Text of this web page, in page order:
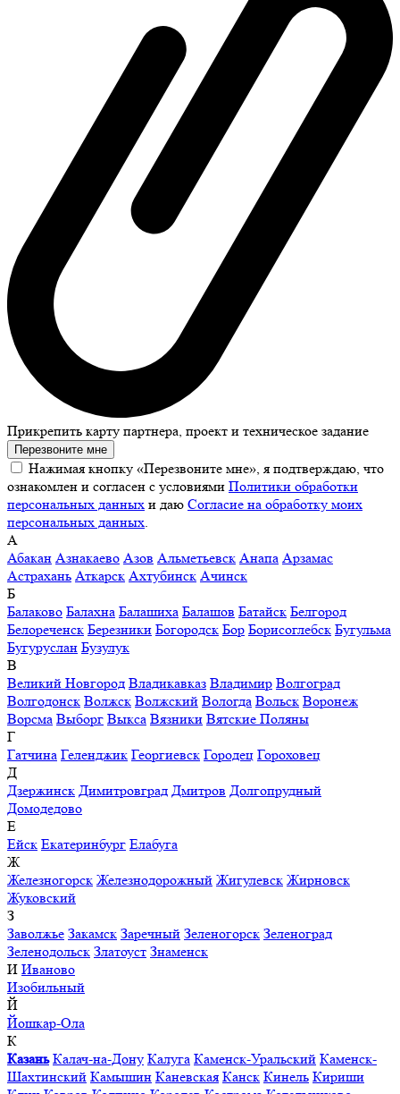
Прикрепить карту партнера, проект и техническое задание
Перезвоните мне
Нажимая кнопку «Перезвоните мне», я подтверждаю, что
ознакомлен и согласен с условиями Политики обработки
персональных данных и даю Согласие на обработку моих
персональных данных
А
Абакан Азнакаево Азов Альметьевск Анапа Арзамас
Астрахань Аткарск Ахтубинск Ачинск
Б
Балаково Балахна Балашиха Балашов Батайск Белгород
Белореченск Березники Богородск Бор Борисоглебск Бугульма
Бугуруслан Бузулук
В
Великий Новгород Владикавказ Владимир Волгоград
Волгодонск Волжск Волжский Вологда Вольск Воронеж
Ворсма Выборг Выкса Вязники Вятские Поляны
Г
Гатчина Геленджик Георгиевск Городец Гороховец
Д
Дзержинск Димитровград Дмитров Долгопрудный
Домодедово
Е
Ейск Екатеринбург Елабуга
Ж
Железногорск Железнодорожный Жигулевск Жирновск
Жуковский
З
Заволжье Закамск Заречный Зеленогорск Зеленоград
Зеленодольск Златоуст Знаменск
И Иваново
Изобильный
Й
Йошкар-Ола
К
Казань Калач-на-Дону Калуга Каменск-Уральский Каменск-
Шахтинский Камышин Каневская Канск Кинель Кириши